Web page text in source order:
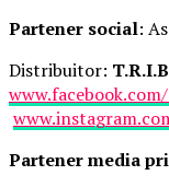
Partener social:
Distribuitor:
Partener media